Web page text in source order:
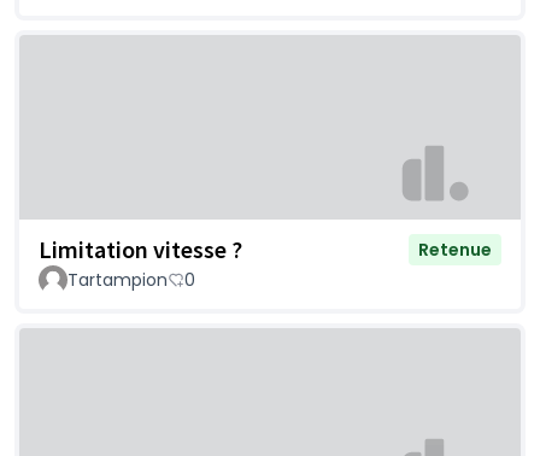
Limitation vitesse ?
Retenue
Tartampion
0